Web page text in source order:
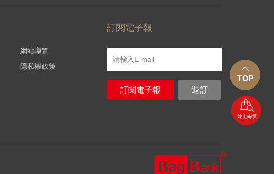
TOP
網站導覽
隱私權政策
訂閱電子報
訂閱電子報 退訂